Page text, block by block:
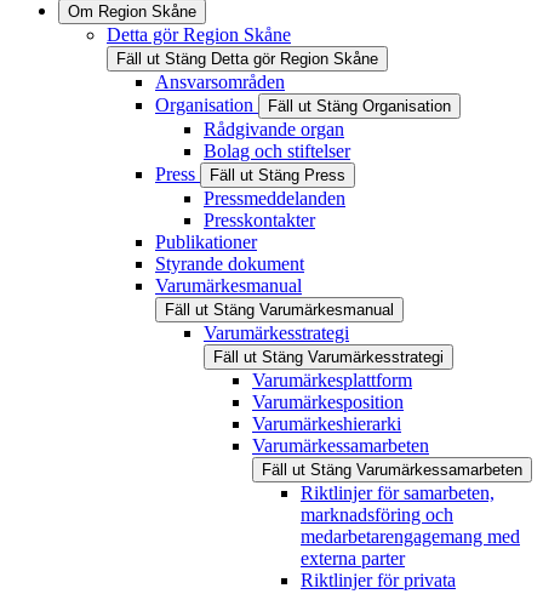
Om Region Skåne
Detta gör Region Skåne
Fäll ut Stäng Detta gör Region Skåne
Ansvarsområden
Organisation
Fäll ut Stäng Organisation
Rådgivande organ
Bolag och stiftelser
Press
Fäll ut Stäng Press
Pressmeddelanden
Presskontakter
Publikationer
Styrande dokument
Varumärkesmanual
Fäll ut Stäng Varumärkesmanual
Varumärkesstrategi
Fäll ut Stäng Varumärkesstrategi
Varumärkesplattform
Varumärkesposition
Varumärkeshierarki
Varumärkessamarbeten
Fäll ut Stäng Varumärkessamarbeten
Riktlinjer för samarbeten,
marknadsföring och
medarbetarengagemang med
externa parter
Riktlinjer för privata